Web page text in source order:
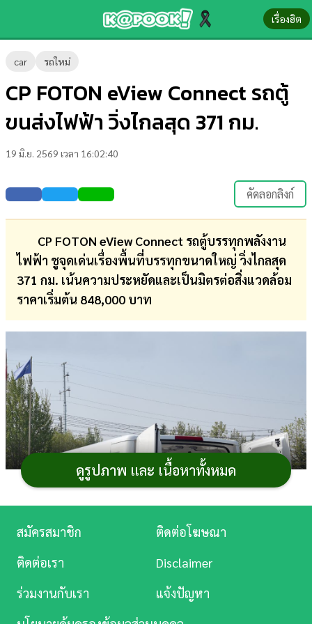
เรื่องฮิต
car รถใหม่
CP FOTON eView Connect รถตู้
ขนส่งไฟฟ้า วิ่งไกลสุด 371 กม.
19 มิ.ย. 2569 เวลา 16:02:40
คัดลอกลิงก์
CP FOTON eView Connect รถตู้บรรทุกพลังงาน
ไฟฟ้า ชูจุดเด่นเรื่องพื้นที่บรรทุกขนาดใหญ่ วิ่งไกลสุด
371 กม. เน้นความประหยัดและเป็นมิตรต่อสิ่งแวดล้อม
ราคาเริ่มต้น 848,000 บาท
ดูรูปภาพ และ เนื้อหาทั้งหมด
ข่าว-
ความ
รู้
บันเทิง
ตรวจ
หวย
ผล
บอล
สด
การ
เงิน
การ
ศึกษา
บันเทิง
ดู
Music
สมัครสมาชิก
ติดต่อโฆษณา
ติดต่อเรา
Disclaimer
ร่วมงานกับเรา
แจ้งปัญหา